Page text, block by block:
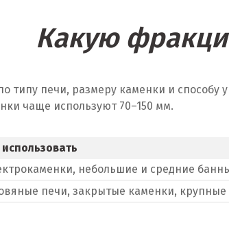
Какую
типу печи, размеру каменки и способу
чаще используют 70–150 мм.
использовать
небольшие и средние
печи, закрытые каменки,